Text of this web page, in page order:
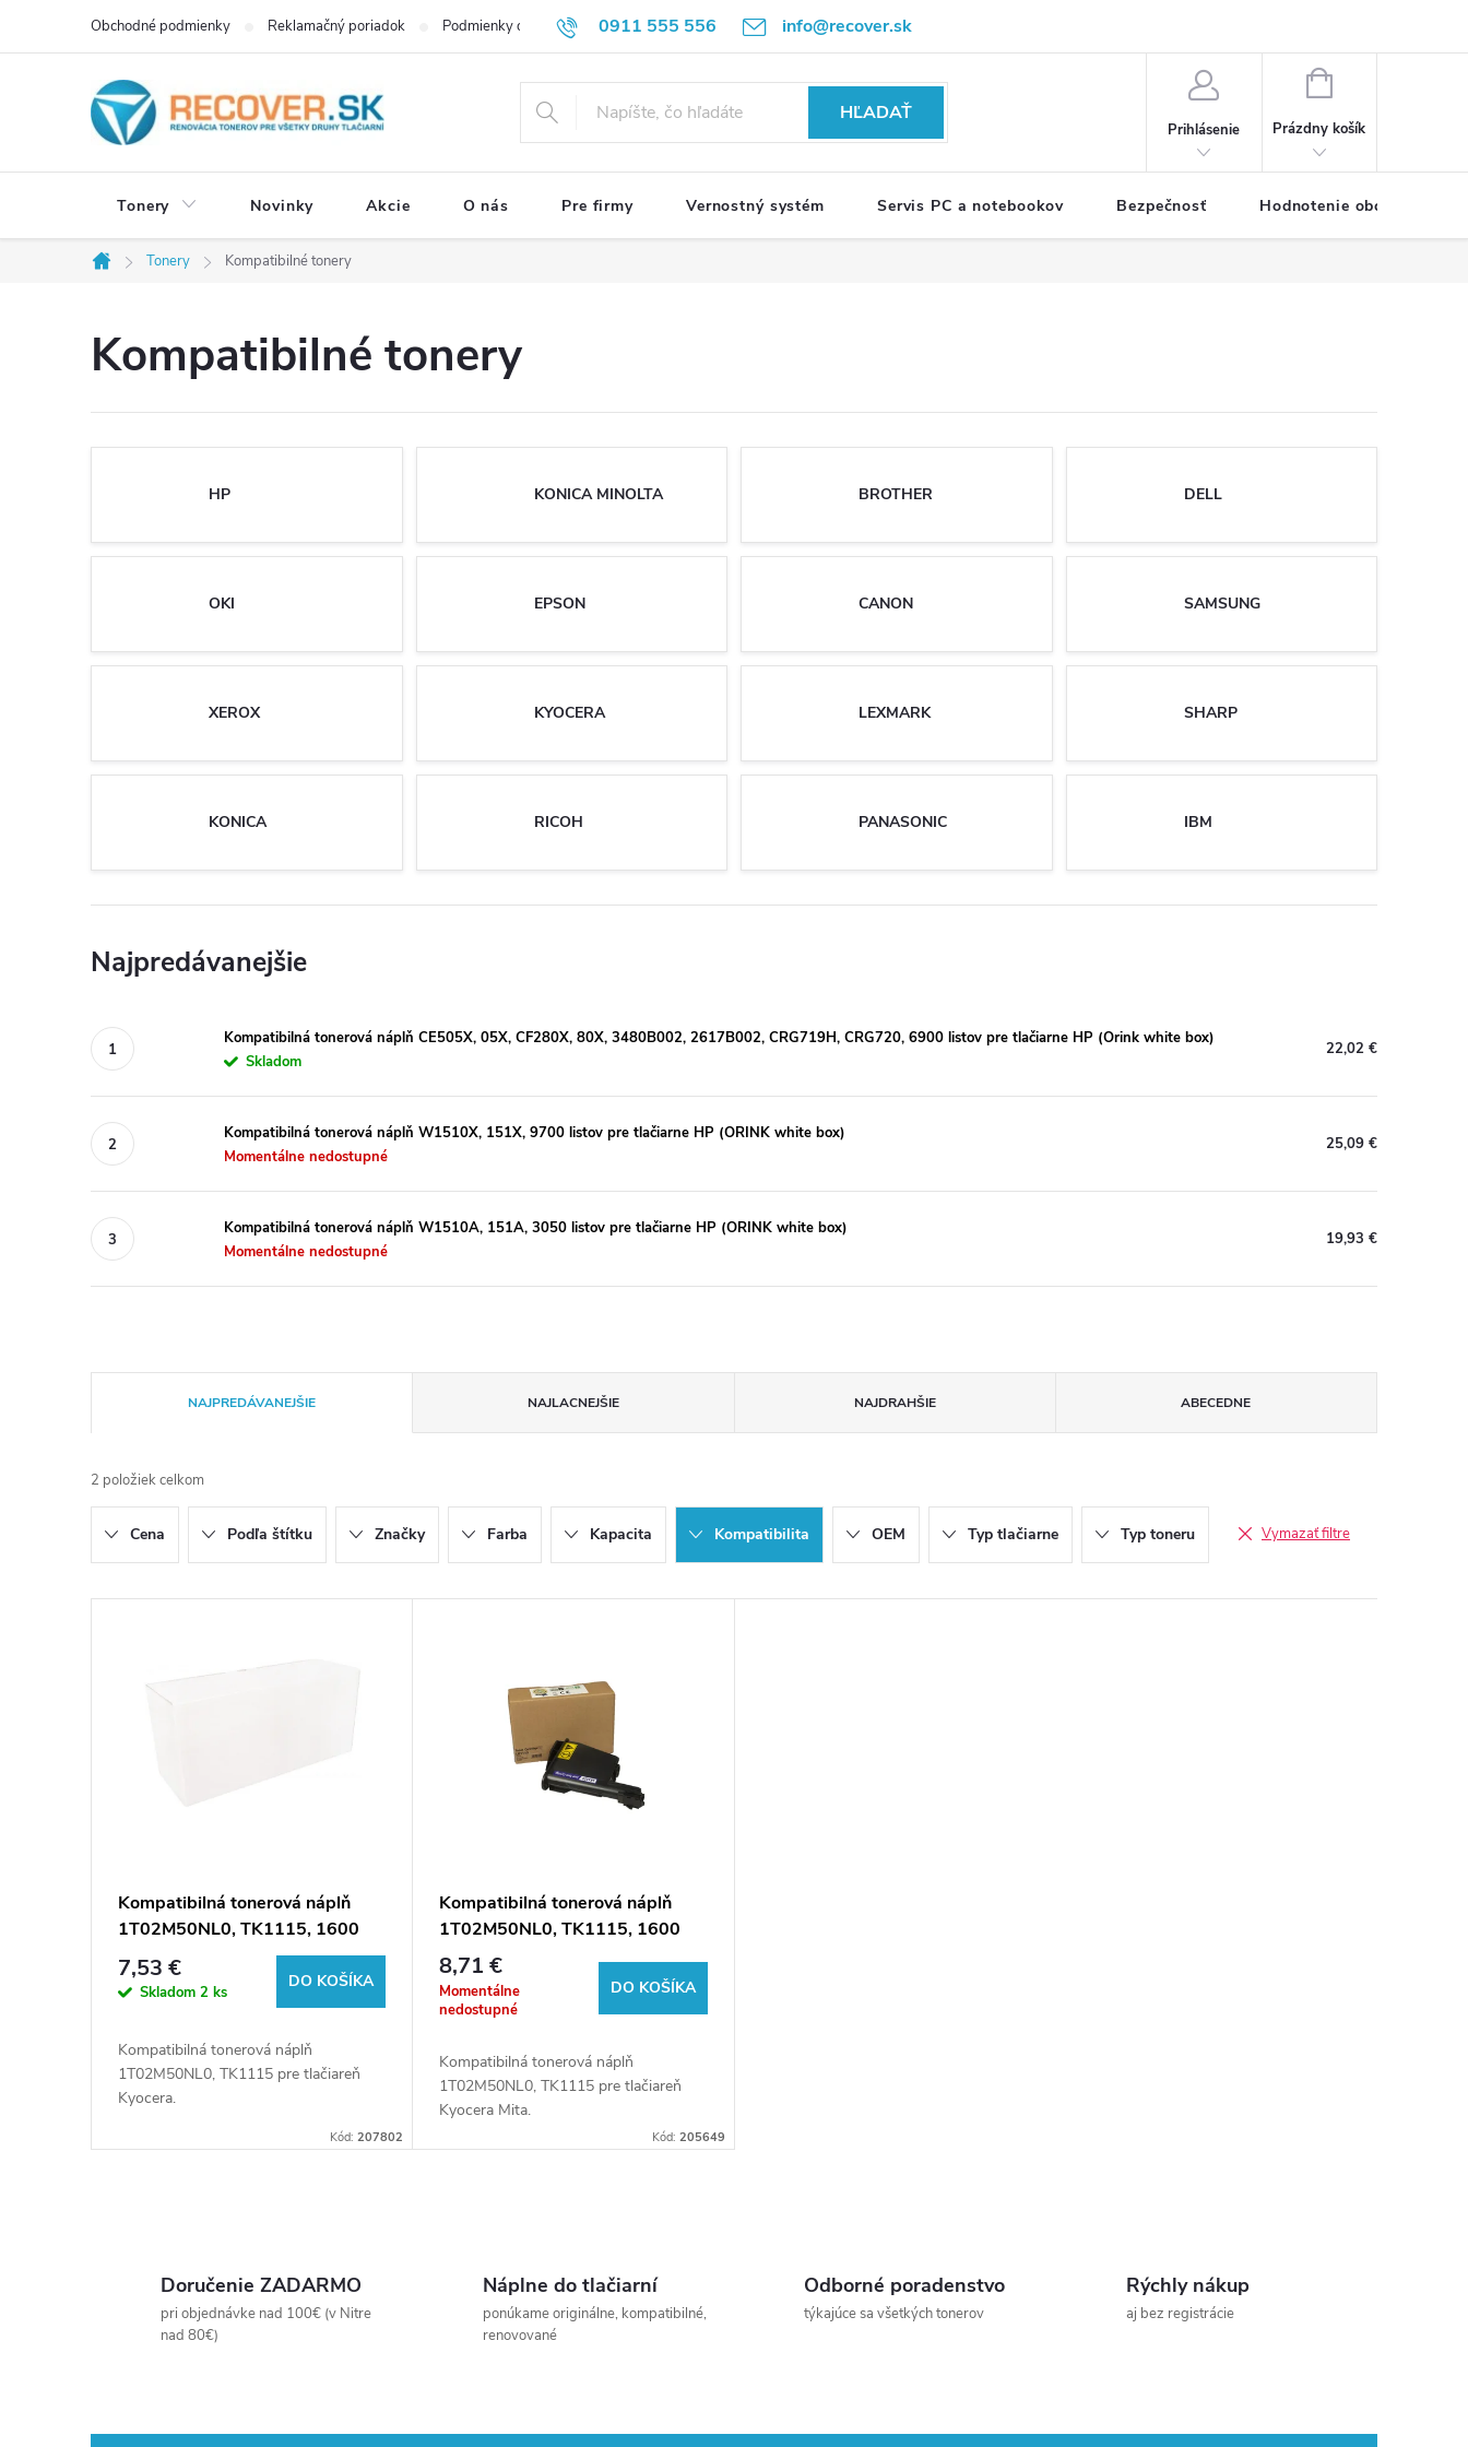
0911 555 556 info@recover.sk
Obchodné podmienky Reklamačný poriadok Podmienky ochrany osobných údajov Formulár na odstúpenie od zmluvy
HĽADAŤ
Prihlásenie
NÁKUPNÝ
Prázdny košík
Tonery Novinky Akcie O nás Pre firmy Vernostný systém Servis PC a notebookov Bezpečnosť Hodnotenie obchodu
Domov
Tonery Kompatibilné tonery
Kompatibilné tonery
HP KONICA MINOLTA BROTHER DELL
OKI EPSON CANON SAMSUNG
XEROX KYOCERA LEXMARK SHARP
KONICA RICOH PANASONIC IBM
Najpredávanejšie
Kompatibilná tonerová náplň CE505X, 05X, CF280X, 80X, 3480B002, 2617B002, CRG719H, CRG720, 6900 listov pre tlačiarne HP (Orink white box)
Skladom
22,02 €
Kompatibilná tonerová náplň W1510X, 151X, 9700 listov pre tlačiarne HP (ORINK white box)
Momentálne nedostupné
25,09 €
Kompatibilná tonerová náplň W1510A, 151A, 3050 listov pre tlačiarne HP (ORINK white box)
Momentálne nedostupné
19,93 €
a
d
e
n
o
NAJPREDÁVANEJŠIE NAJLACNEJŠIE NAJDRAHŠIE ABECEDNE
2 položiek celkom
Cena Podľa štítku Značky Farba Kapacita Kompatibilita OEM Typ tlačiarne Typ toneru Vymazať filtre
k
Kompatibilná tonerová náplň
1T02M50NL0, TK1115, 1600
listov pre tlačiarne Kyocera
7,53 €
Skladom 2 ks
DO KOŠÍKA
Kompatibilná tonerová náplň
1T02M50NL0, TK1115 pre tlačiareň
Kyocera.
Kód:207802
Kompatibilná tonerová náplň
1T02M50NL0, TK1115, 1600
listov pre tlačiarne Kyocera Mita
(Orink white box)
8,71 €
Momentálne
nedostupné
DO KOŠÍKA
Kompatibilná tonerová náplň
1T02M50NL0, TK1115 pre tlačiareň
Kyocera Mita.
Kód: 205649
Doručenie ZADARMO
pri objednávke nad 100€ (v Nitre
nad 80€)
Náplne do tlačiarní
ponúkame originálne, kompatibilné,
renovované
Odborné poradenstvo
týkajúce sa všetkých tonerov
Rýchly nákup
aj bez registrácie